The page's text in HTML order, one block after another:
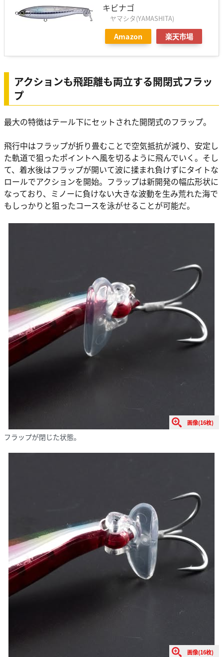
キビナゴ
ヤマシタ(YAMASHITA)
Amazon 楽天市場
アクションも飛距離も両立する開閉式フラッ
プ
最大の特徴はテール下にセットされた開閉式のフラップ。
飛行中はフラップが折り畳むことで空気抵抗が減り、安定し
た軌道で狙ったポイントへ風を切るように飛んでいく。そし
て、着水後はフラップが開いて波に揉まれ負けずにタイトな
ロールでアクションを開始。フラップは新開発の幅広形状に
なっており、ミノーに負けない大きな波動を生み荒れた海で
もしっかりと狙ったコースを泳がせることが可能だ。
画像(16枚)
フラップが閉じた状態。
画像(16枚)